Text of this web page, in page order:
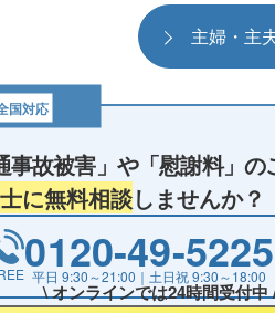
主婦・主
国対応
事故被害」や「慰謝料」の
に無料相談しませんか？
0120-49-5225
平日9:30～21:00 ｜土日祝9:30～18:00
\ オンラインでは24時間受付中